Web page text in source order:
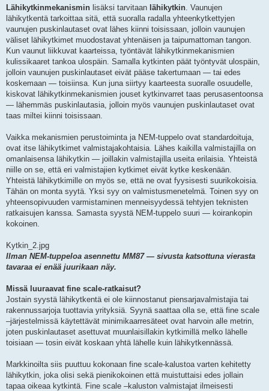
Lähikytkinmekanismin lisäksi tarvitaan lähikytkin . Vaunujen
lähikytkentä tarkoittaa sitä, että suoralla radalla yhteenkytkettyjen
vaunujen puskinlautaset ovat lähes kiinni toisissaan, jolloin vaunujen
väliset lähikytkimet muodostavat yhtenäisen ja taipumattoman tangon.
Kun vaunut liikkuvat kaarteissa, työntävät lähikytkinmekanismien
kulissikaaret tankoa ulospäin. Samalla kytkinten päät työntyvät ulospäin,
jolloin vaunujen puskinlautaset eivät pääse takertumaan — tai edes
koskemaan — toisiinsa. Kun juna siirtyy kaarteesta suoralle osuudelle,
kiskovat lähikytkinmekanismien jouset kytkinvarret taas perusasentoonsa
— lähemmäs puskinlautasia, jolloin myös vaunujen puskinlautaset ovat
taas miltei kiinni toisissaan.
Vaikka mekanismien perustoiminta ja NEM-tuppelo ovat standardoituja,
ovat itse lähikytkimet valmistajakohtaisia. Lähes kaikilla valmistajilla on
omanlaisensa lähikytkin — joillakin valmistajilla useita erilaisia. Yhteistä
niille on se, että eri valmistajien kytkimet eivät kytke keskenään.
Yhteistä lähikytkimille on myös se, että ne ovat fyysisesti suurikokoisia.
Tähän on monta syytä. Yksi syy on valmistusmenetelmä. Toinen syy on
yhteensopivuuden varmistaminen menneisyydessä tehtyjen teknisten
ratkaisujen kanssa. Samasta syystä NEM-tuppelo suuri — koirankopin
kokoinen.
Kytkin_2.jpg
Ilman NEM-tuppeloa asennettu MM87 — sivusta katsottuna vierasta
tavaraa ei enää juurikaan näy.
Missä luuraavat fine scale-ratkaisut?
Jostain syystä lähikytkentä ei ole kiinnostanut piensarjavalmistajia tai
rakennussarjoja tuottavia yrityksiä. Syynä saattaa olla se, että fine scale
–järjestelmissä käytettävät minimikaarresäteet ovat harvoin alle metrin,
joten puskinlautaset asettuvat muunlaisillakin kytkimillä melko lähelle
toisiaan — tosin eivät koskaan yhtä lähelle kuin lähikytkennässä.
Markkinoilta siis puuttuu kokonaan fine scale-kalustoa varten kehitetty
lähikytkin, joka olisi sekä pienikokoinen että muistuttaisi edes jollain
tapaa oikeaa kytkintä. Fine scale –kaluston valmistajat ilmeisesti